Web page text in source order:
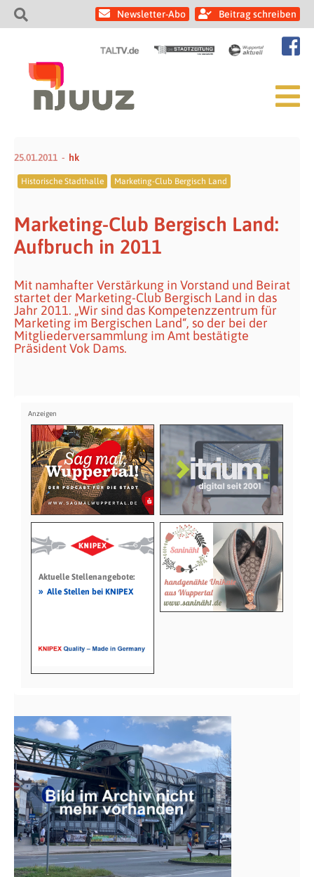
Newsletter-Abo Beitrag schreiben
25.01.2011 hk
Historische Stadthalle Marketing-Club Bergisch Land
Marketing-Club Bergisch Land:
Aufbruch in 2011
Mit namhafter Verstärkung in Vorstand und Beirat
startet der Marketing-Club Bergisch Land in das
Jahr 2011. „Wir sind das Kompetenzzentrum für
Marketing im Bergischen Land“, so der bei der
Mitgliederversammlung im Amt bestätigte
Präsident Vok Dams.
Aktuelle Stellenangebote:
» Alle Stellen bei KNIPEX